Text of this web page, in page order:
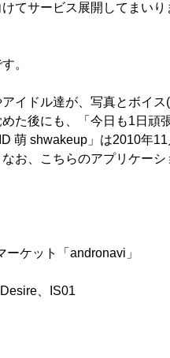
てサービス展開してまいり
。
イドル達が、写真とボイ
た後にも、「今日も1日頑
萌 shwakeup」は2010年
お、こちらのアプリケー
ケット「andronavi」
、IS01